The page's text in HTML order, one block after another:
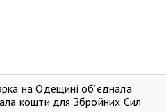
на Одещині об’єднала
кошти для Збройних Сил